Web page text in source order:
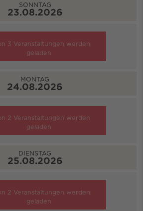
SONNTAG
23.08.2026
3 Veranstaltungen werden
geladen
MONTAG
24.08.2026
2 Veranstaltungen werden
geladen
DIENSTAG
25.08.2026
2 Veranstaltungen werden
geladen